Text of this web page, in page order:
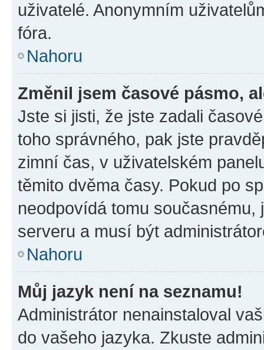
uživatelé. Anonymním
fóra.
Nahoru
Změnil jsem časové pásmo,
Jste si jisti, že jste zadali
toho správného, pak jste
zimní čas, v uživatelském
těmito dvěma časy. Pokud po
neodpovídá tomu
serveru a musí být
Nahoru
Můj jazyk není na seznamu!
Administrátor nenainstaloval
do vašeho jazyka. Zkuste